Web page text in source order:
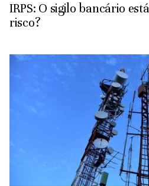
IRPS: O sigilo bancário
risco?